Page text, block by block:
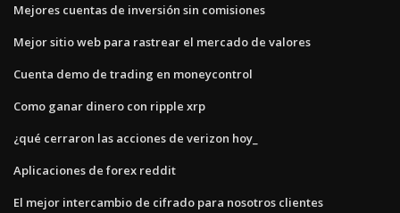
Mejores cuentas de inversión sin comisiones
Mejor sitio web para rastrear el mercado de valores
Cuenta demo de trading en moneycontrol
Como ganar dinero con ripple xrp
¿qué cerraron las acciones de verizon hoy_
Aplicaciones de forex reddit
El mejor intercambio de cifrado para nosotros clientes